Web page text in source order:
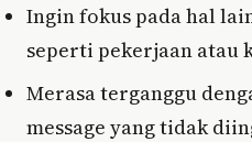
Ingin fokus pada hal
seperti pekerjaan atau
Merasa terganggu
message yang tidak